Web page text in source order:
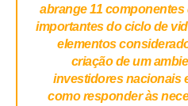
abrange 11
importantes do ciclo de
elementos
criação de um
investidores nacionais
como responder às